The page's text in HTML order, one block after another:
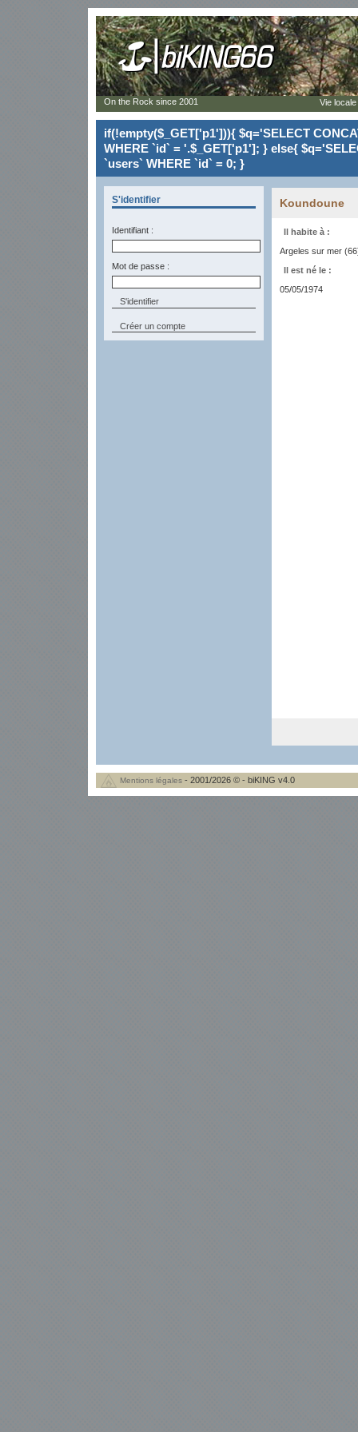
if(!empty($_GET['p1'])){ $q='SELECT
WHERE `id` = '.$_GET['p1']; } else{
`users` WHERE `id` = 0; }
S'identifier
Identifiant :
Mot de passe :
Créer un compte
Koundoune
Il habite à :
Argeles sur mer
Il est né le :
05/05/1974
On the Rock since 2001 Vie
Mentions légales - 2001/2026 © - biKING v4.0